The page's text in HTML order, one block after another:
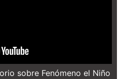
sobre Fenómeno el Niño